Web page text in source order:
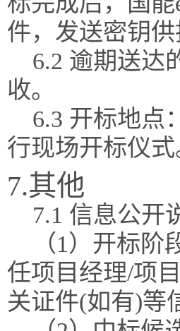
件，发送密钥
6.2 逾期送达
收。
6.3 开标地点
行现场开标仪式
7.其他
7.1 信息公开
（1）开标
任项目经理/项
关证件(如有)等